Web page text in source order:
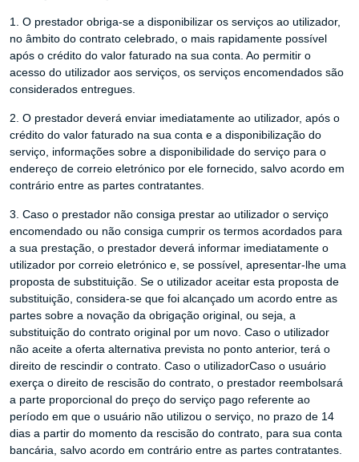
1. O prestador obriga-se a disponibilizar os serviços ao utilizador,
no âmbito do contrato celebrado, o mais rapidamente possível
após o crédito do valor faturado na sua conta. Ao permitir o
acesso do utilizador aos serviços, os serviços encomendados são
considerados entregues.
2. O prestador deverá enviar imediatamente ao utilizador, após o
crédito do valor faturado na sua conta e a disponibilização do
serviço, informações sobre a disponibilidade do serviço para o
endereço de correio eletrónico por ele fornecido, salvo acordo em
contrário entre as partes contratantes.
3. Caso o prestador não consiga prestar ao utilizador o serviço
encomendado ou não consiga cumprir os termos acordados para
a sua prestação, o prestador deverá informar imediatamente o
utilizador por correio eletrónico e, se possível, apresentar-lhe uma
proposta de substituição. Se o utilizador aceitar esta proposta de
substituição, considera-se que foi alcançado um acordo entre as
partes sobre a novação da obrigação original, ou seja, a
substituição do contrato original por um novo. Caso o utilizador
não aceite a oferta alternativa prevista no ponto anterior, terá o
direito de rescindir o contrato. Caso o utilizadorCaso o usuário
exerça o direito de rescisão do contrato, o prestador reembolsará
a parte proporcional do preço do serviço pago referente ao
período em que o usuário não utilizou o serviço, no prazo de 14
dias a partir do momento da rescisão do contrato, para sua conta
bancária, salvo acordo em contrário entre as partes contratantes.